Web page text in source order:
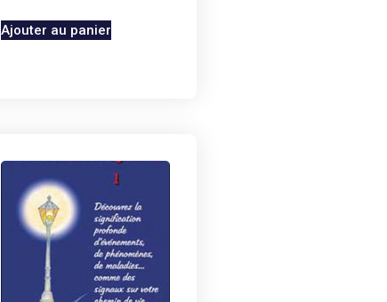
Ajouter au panier